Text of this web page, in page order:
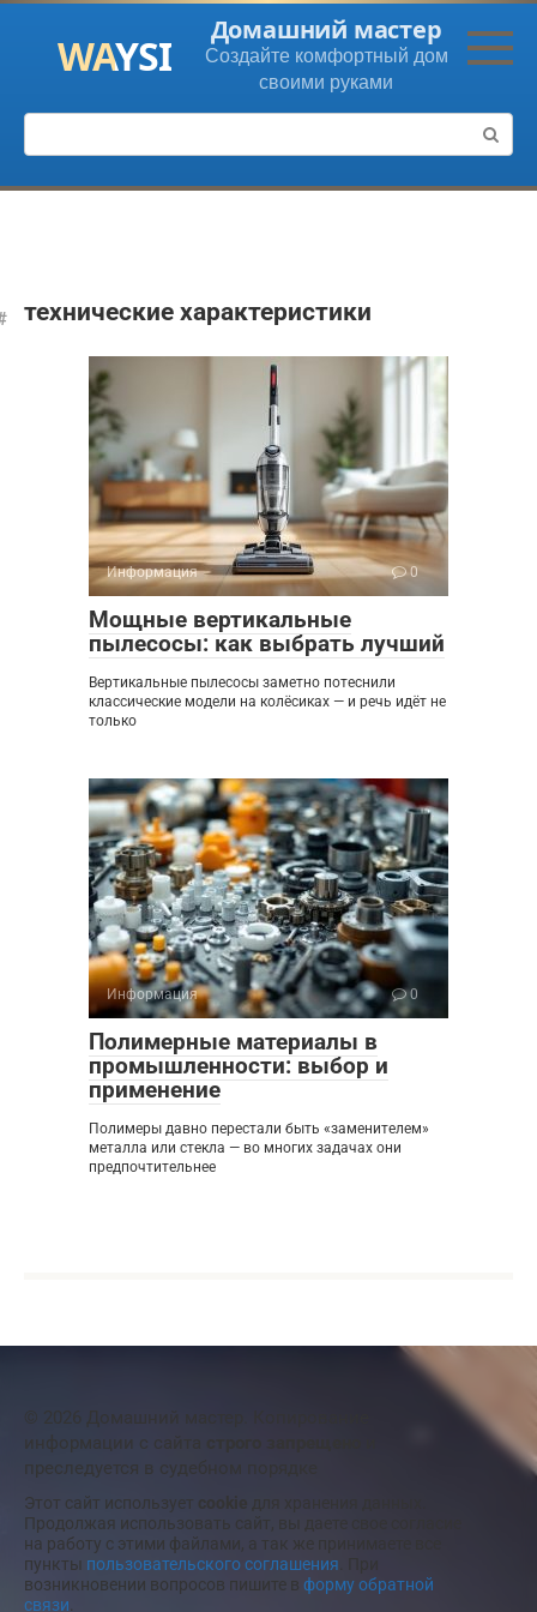
Перейти
контенту
Домашний мастер
Создайте комфортный дом
своими руками
Поиск:
технические характеристики
Информация 0
Мощные вертикальные
пылесосы: как выбрать лучший
Вертикальные пылесосы заметно потеснили
классические модели на колёсиках — и речь идёт не
только
Информация 0
Полимерные материалы в
промышленности: выбор и
применение
Полимеры давно перестали быть «заменителем»
металла или стекла — во многих задачах они
предпочтительнее
© 2026 Домашний мастер. Копирование
информации с сайта
преследуется в судебном порядке
Этот сайт использует cookie для хранения данных.
Продолжая использовать сайт, вы даете свое согласие
на работу с этими файлами, а так же принимаете все
пункты пользовательского соглашения
возникновении вопросов пишите в форму обратной
связи